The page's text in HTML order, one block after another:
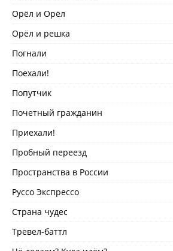
Орёл и Орёл
Орёл и решка
Погнали
Поехали!
Попутчик
Почетный гражданин
Приехали!
Пробный переезд
Пространства в России
Руссо Экспрессо
Страна чудес
Тревел-баттл